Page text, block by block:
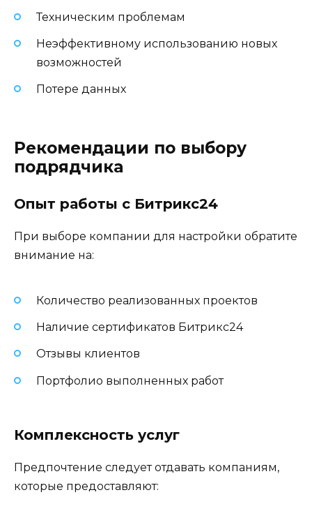
Техническим проблемам
Неэффективному использованию новых
возможностей
Потере данных
Рекомендации по выбору
подрядчика
Опыт работы с Битрикс24
При выборе компании для настройки обратите
внимание на:
Количество реализованных проектов
Наличие сертификатов Битрикс24
Отзывы клиентов
Портфолио выполненных работ
Комплексность услуг
Предпочтение следует отдавать компаниям,
которые предоставляют: